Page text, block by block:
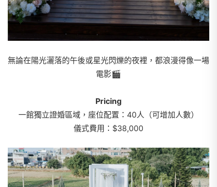
無論在陽光灑落的午後或星光閃爍的夜裡，都浪漫得像一場
電影🎬
Pricing
一館獨立證婚區域，座位配置：40人（可增加人數）
儀式費用：$38,000